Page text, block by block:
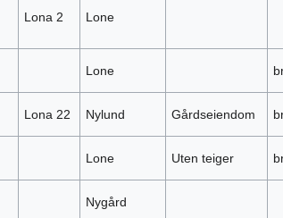
Lona 2 Lone
Lone
Lona 22 Nylund Gårdseiendom
Lone Uten teiger
Nygård